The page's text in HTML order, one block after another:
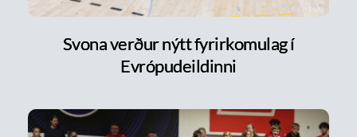
Svona verður nýtt fyrirkomulag í
Evrópudeildinni